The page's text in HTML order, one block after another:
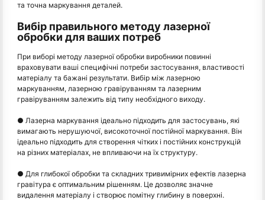
та точна маркування деталей.
Вибір правильного методу лазерної
обробки для ваших потреб
При виборі методу лазерної обробки виробники повинні
враховувати ваші специфічні потреби застосування, властивості
матеріалу та бажані результати. Вибір між лазерною
маркуванням, лазерною гравіруванням та лазерним
гравіруванням залежить від типу необхідного виходу.
● Лазерна маркування ідеально підходить для застосувань, які
вимагають нерушуючої, високоточної постійної маркування. Він
ідеально підходить для створення чітких і постійних конструкцій
на різних матеріалах, не впливаючи на їх структуру.
● Для глибокої обробки та складних тривимірних ефектів лазерна
гравітура є оптимальним рішенням. Це дозволяє значне
видалення матеріалу і створює помітну глибину в поверхні.